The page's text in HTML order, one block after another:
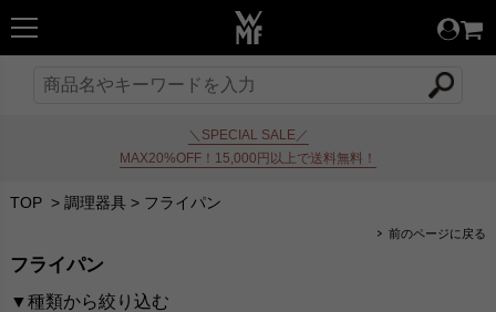
＼SPECIAL SALE／
MAX20%OFF！15,000円以上で送料無料！
TOP > 調理器具> フライパン
前のページに戻る
フライパン
▼種類から絞り込む